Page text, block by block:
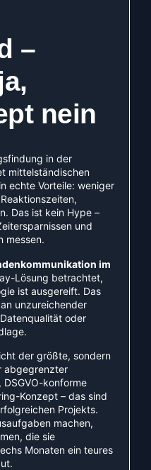
–
nein
in der
mittelständischen
echte Vorteile: weniger
Das ist kein Hype –
und
messen.
im
Lösung betrachtet,
ist ausgereift. Das
unzureichender
oder
der größte, sondern
abgegrenzter
konforme
Konzept – das sind
Projekts.
machen,
die sie
Monaten ein teures